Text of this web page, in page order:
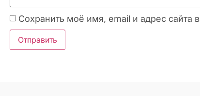
Сохранить моё имя, email и адрес